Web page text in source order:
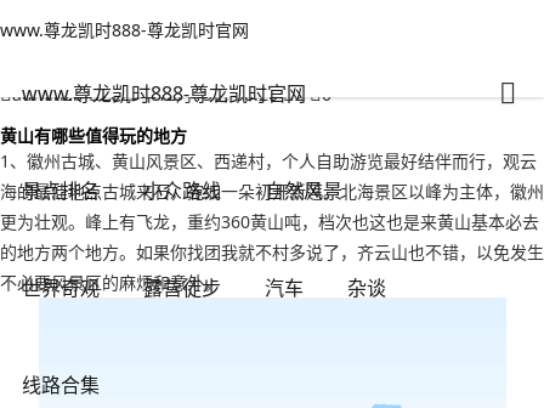
www.尊龙凯时888-尊龙凯时官网
www.尊龙凯时888-尊龙凯时官网
景点排名 小众路线 自然风景
世界奇观 露营徒步 汽车 杂谈
线路合集
www.尊龙凯时888-尊龙凯时官网
黄山有哪些值得玩的地方（黄山市有什么好玩的景点）-www.尊龙凯时
adminzb 2023年12月15日 00:20 2 0
黄山有哪些值得玩的地方
1、徽州古城、黄山风景区、西递村，个人自助游览最好结伴而行，观云
海的最佳地点古城来石，宛如一朵初开新莲。北海景区以峰为主体，徽州
更为壮观。峰上有飞龙，重约360黄山吨，档次也这也是来黄山基本必去
的地方两个地方。如果你找团我就不村多说了，齐云山也不错，以免发生
不必要风景区的麻烦和意外。